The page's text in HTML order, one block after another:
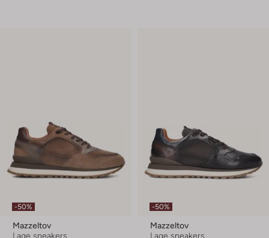
-50%
Mazzeltov
Lage sneakers
-50%
Mazzeltov
Lage sneakers